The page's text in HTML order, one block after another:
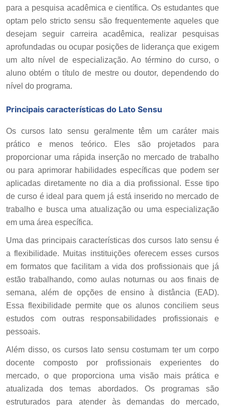
para a pesquisa acadêmica e científica. Os estudantes que
optam pelo stricto sensu são frequentemente aqueles que
desejam seguir carreira acadêmica, realizar pesquisas
aprofundadas ou ocupar posições de liderança que exigem
um alto nível de especialização. Ao término do curso, o
aluno obtém o título de mestre ou doutor, dependendo do
nível do programa.
Principais características do Lato Sensu
Os cursos lato sensu geralmente têm um caráter mais
prático e menos teórico. Eles são projetados para
proporcionar uma rápida inserção no mercado de trabalho
ou para aprimorar habilidades específicas que podem ser
aplicadas diretamente no dia a dia profissional. Esse tipo
de curso é ideal para quem já está inserido no mercado de
trabalho e busca uma atualização ou uma especialização
em uma área específica.
Uma das principais características dos cursos lato sensu é
a flexibilidade. Muitas instituições oferecem esses cursos
em formatos que facilitam a vida dos profissionais que já
estão trabalhando, como aulas noturnas ou aos finais de
semana, além de opções de ensino à distância (EAD).
Essa flexibilidade permite que os alunos conciliem seus
estudos com outras responsabilidades profissionais e
pessoais.
Além disso, os cursos lato sensu costumam ter um corpo
docente composto por profissionais experientes do
mercado, o que proporciona uma visão mais prática e
atualizada dos temas abordados. Os programas são
estruturados para atender às demandas do mercado,